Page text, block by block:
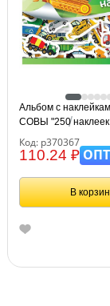
Альбом с
СОВЫ "250 наклеек.
Код: р370367
110.24 ₽ОПТ
В